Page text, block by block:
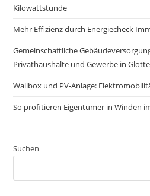
Kilowattstunde
Mehr Effizienz durch Energiecheck
Gemeinschaftliche
Privathaushalte und Gewerbe in
Wallbox und PV-Anlage:
So profitieren Eigentümer in Winden
Suchen